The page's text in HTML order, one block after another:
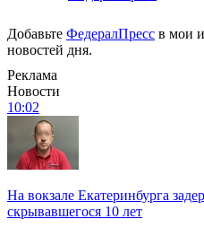
Добавьте ФедералПресс в мои
новостей дня.
Реклама
Новости
10:02
На вокзале Екатеринбурга
скрывавшегося 10 лет